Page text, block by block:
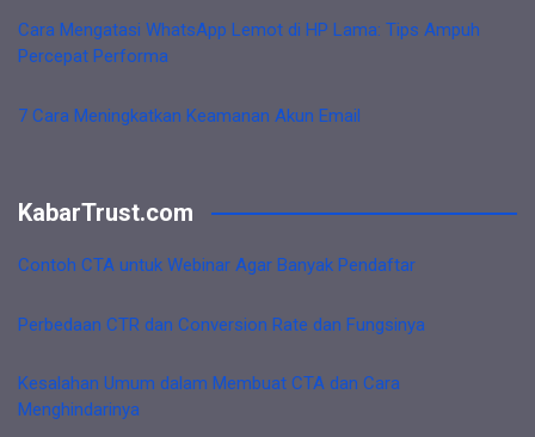
Cara Mengatasi WhatsApp Lemot di HP Lama: Tips Ampuh
Percepat Performa
7 Cara Meningkatkan Keamanan Akun Email
KabarTrust.com
Contoh CTA untuk Webinar Agar Banyak Pendaftar
Perbedaan CTR dan Conversion Rate dan Fungsinya
Kesalahan Umum dalam Membuat CTA dan Cara
Menghindarinya